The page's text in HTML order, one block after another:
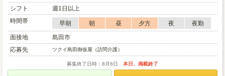
シフト
週1日以上
時間帯
早朝 朝 昼 夕方 夜
夜勤
面接地
島田市
応募先
ツクイ島田御仮屋（訪問介護）
募集終了日時：8月6日 本日、掲載終了